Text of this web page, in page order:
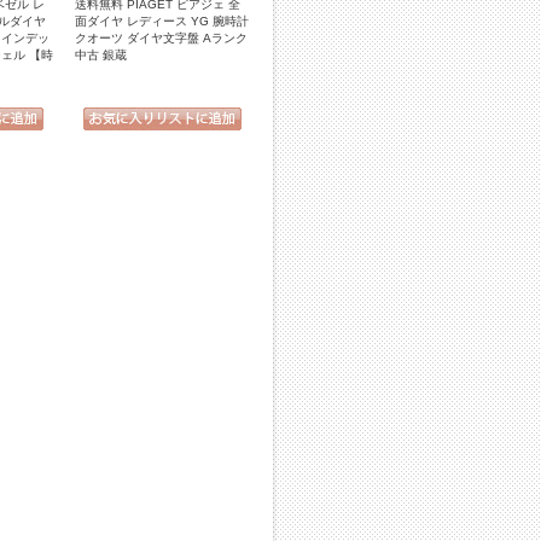
ゼル レ
ダイヤ
ンデッ
ル 【時
送料無料 PIAGET ピアジェ 全
面ダイヤ レディース YG 腕時計
クオーツ ダイヤ文字盤 Aランク
中古 銀蔵